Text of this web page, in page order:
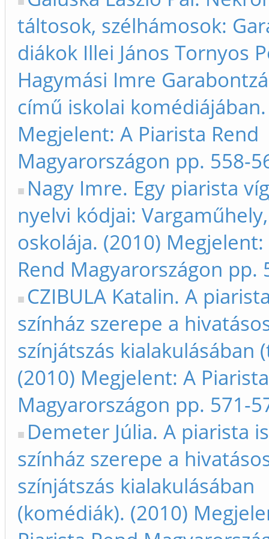
táltosok, szélhámosok:
diákok Illei János Tornyos
Hagymási Imre
című iskolai
Megjelent: A Piarista Rend
Magyarországon pp. 558-
Nagy Imre. Egy piarista
nyelvi kódjai:
oskolája. (2010)
Rend Magyarországon pp.
CZIBULA Katalin. A
színház szerepe a
színjátszás kialakulásában
(2010) Megjelent: A
Magyarországon pp. 571-
Demeter Júlia. A piarista
színház szerepe a
színjátszás kialakulásában
(komédiák). (2010)